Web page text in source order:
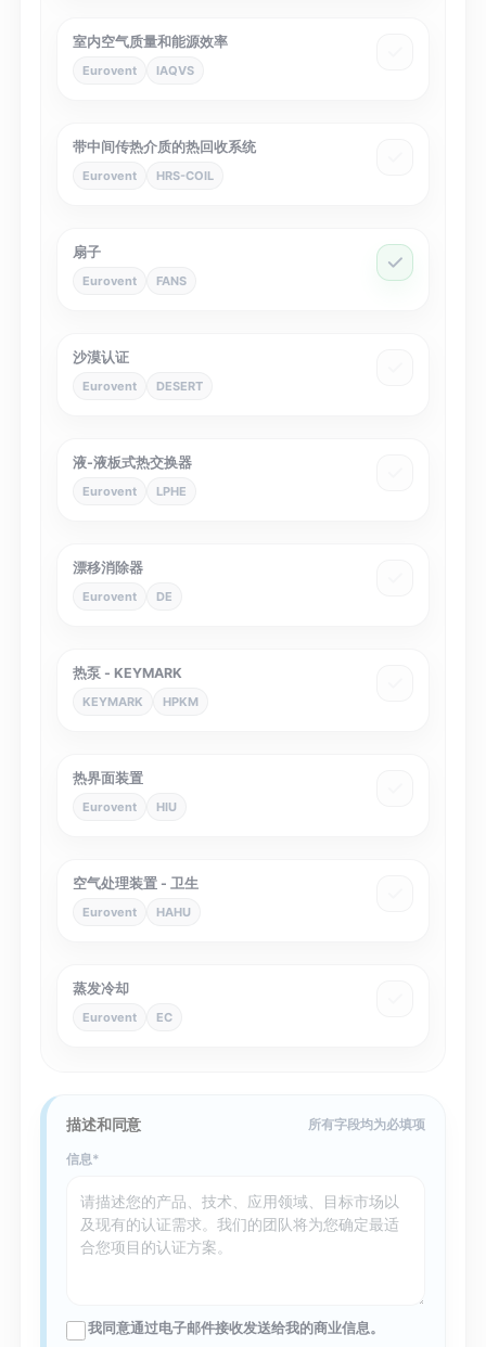
室内空气质量和能源效率
Eurovent IAQVS
带中间传热介质的热回收系统
Eurovent HRS-COIL
扇子
Eurovent FANS
沙漠认证
Eurovent DESERT
液-液板式热交换器
Eurovent LPHE
漂移消除器
Eurovent DE
热泵 - KEYMARK
KEYMARK HPKM
热界面装置
Eurovent HIU
空气处理装置 - 卫生
Eurovent HAHU
蒸发冷却
Eurovent EC
描述和同意 所有字段均为必填项
信息
我同意通过电子邮件接收发送给我的商业信息。